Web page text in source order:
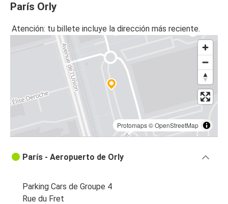
París Orly
Atención: tu billete incluye la dirección más reciente.
Protomaps©OpenStreetMap
París - Aeropuerto de Orly
Parking Cars de Groupe 4
Rue du Fret